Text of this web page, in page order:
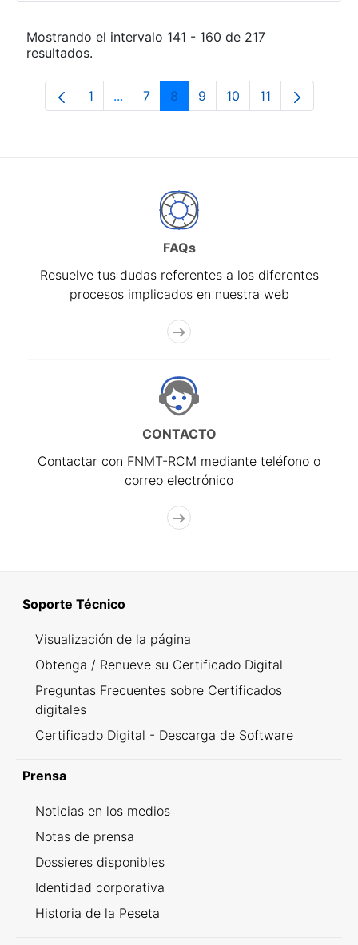
Mostrando el intervalo 141 - 160 de 217
resultados.
Página
1 ...Páginas intermedias Use TAB para
Página
7 Página
8 Página
9 Página
10 Página
11
FAQs
Resuelve tus dudas referentes a los diferentes
procesos implicados en nuestra web
CONTACTO
Contactar con FNMT-RCM mediante teléfono o
correo electrónico
Soporte Técnico
Visualización de la página
Obtenga / Renueve su Certificado Digital
Preguntas Frecuentes sobre Certificados
digitales
Certificado Digital - Descarga de Software
Prensa
Noticias en los medios
Notas de prensa
Dossieres disponibles
Identidad corporativa
Historia de la Peseta